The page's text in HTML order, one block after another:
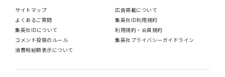
サイトマップ
広告掲載について
よくあるご質問
集英社ID利用規約
集英社IDについて
利用規約・会員規約
コメント投稿のルール
集英社プライバシーガイドライン
消費税総額表示について